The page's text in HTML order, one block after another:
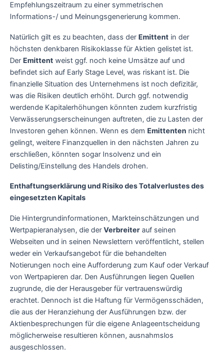
Empfehlungszeitraum zu einer symmetrischen
Informations-/ und Meinungsgenerierung kommen.
Natürlich gilt es zu beachten, dass der Emittent in der
höchsten denkbaren Risikoklasse für Aktien gelistet ist.
Der Emittent weist ggf. noch keine Umsätze auf und
befindet sich auf Early Stage Level, was riskant ist. Die
finanzielle Situation des Unternehmens ist noch defizitär,
was die Risiken deutlich erhöht. Durch ggf. notwendig
werdende Kapitalerhöhungen könnten zudem kurzfristig
Verwässerungserscheinungen auftreten, die zu Lasten der
Investoren gehen können. Wenn es dem Emittenten nicht
gelingt, weitere Finanzquellen in den nächsten Jahren zu
erschließen, könnten sogar Insolvenz und ein
Delisting/Einstellung des Handels drohen.
Enthaftungserklärung und Risiko des Totalverlustes des
eingesetzten Kapitals
Die Hintergrundinformationen, Markteinschätzungen und
Wertpapieranalysen, die der Verbreiter auf seinen
Webseiten und in seinen Newslettern veröffentlicht, stellen
weder ein Verkaufsangebot für die behandelten
Notierungen noch eine Aufforderung zum Kauf oder Verkauf
von Wertpapieren dar. Den Ausführungen liegen Quellen
zugrunde, die der Herausgeber für vertrauenswürdig
erachtet. Dennoch ist die Haftung für Vermögensschäden,
die aus der Heranziehung der Ausführungen bzw. der
Aktienbesprechungen für die eigene Anlageentscheidung
möglicherweise resultieren können, ausnahmslos
ausgeschlossen.